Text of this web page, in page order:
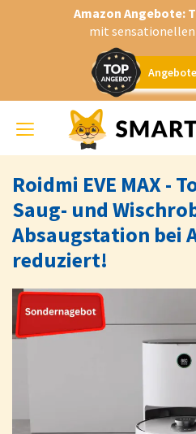
Amazon Angebote:
mit sensationellen
Toggle
navigation
Roidmi EVE MAX -
Saug- und
Absaugstation bei
reduziert!